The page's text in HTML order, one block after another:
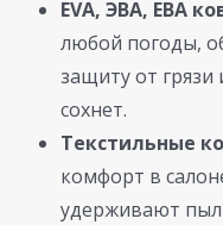
EVA, ЭВА, ЕВА
любой погоды,
защиту от грязи
сохнет.
Текстильные
комфорт в
удерживают